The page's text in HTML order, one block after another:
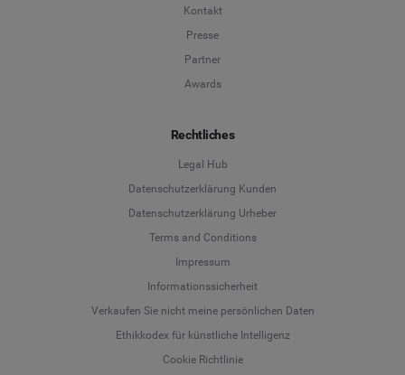
Kontakt
Presse
Partner
Awards
Rechtliches
Legal Hub
Datenschutzerklärung Kunden
Datenschutzerklärung Urheber
Terms and Conditions
Impressum
Informationssicherheit
Verkaufen Sie nicht meine persönlichen Daten
Ethikkodex für künstliche Intelligenz
Cookie Richtlinie
Deutsch
English